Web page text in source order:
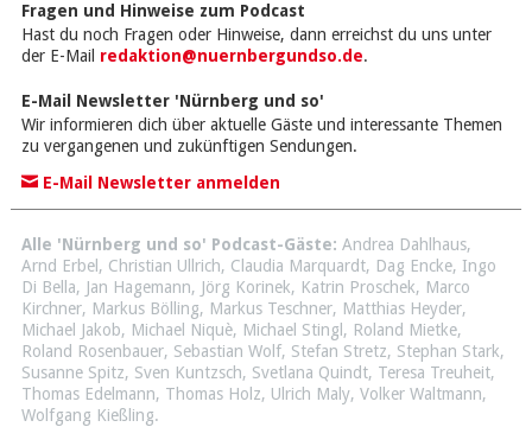
Fragen und Hinweise zum Podcast
Hast du noch Fragen oder Hinweise, dann erreichst du uns unter
der E-Mail redaktion@nuernbergundso.de.
E-Mail Newsletter 'Nürnberg und so'
Wir informieren dich über aktuelle Gäste und interessante Themen
zu vergangenen und zukünftigen Sendungen.
E-Mail Newsletter anmelden
Alle 'Nürnberg und so' Podcast-Gäste: Andrea Dahlhaus,
Arnd Erbel , Christian Ullrich, Claudia Marquardt, Dag Encke, Ingo
Di Bella, Jan Hagemann, Jörg Korinek, Katrin Proschek, Marco
Kirchner, Markus Bölling, Markus Teschner, Matthias Heyder,
Michael Jakob, Michael Niquè, Michael Stingl , Roland Mietke,
Roland Rosenbauer, Sebastian Wolf, Stefan Stretz, Stephan Stark,
Susanne Spitz, Sven Kuntzsch, Svetlana Quindt, Teresa Treuheit,
Thomas Edelmann, Thomas Holz, Ulrich Maly, Volker Waltmann,
Wolfgang Kießling.